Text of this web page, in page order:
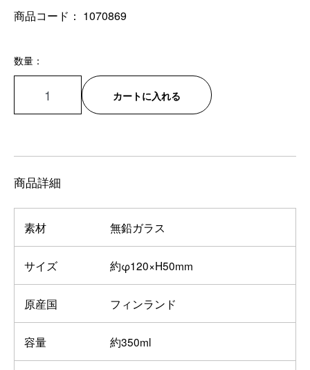
商品コード： 1070869
数量：
カートに入れる
商品詳細
素材 無鉛ガラス
サイズ 約φ120×H50mm
原産国 フィンランド
容量 約350ml